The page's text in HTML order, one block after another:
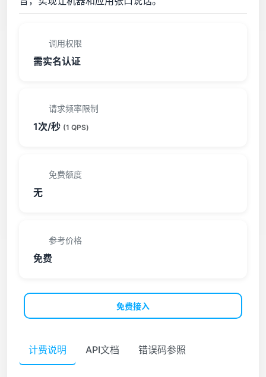
调用权限
需实名认证
请求频率限制
1次/秒 (1 QPS)
免费额度
无
参考价格
免费
免费接入
计费说明 API文档 错误码参照